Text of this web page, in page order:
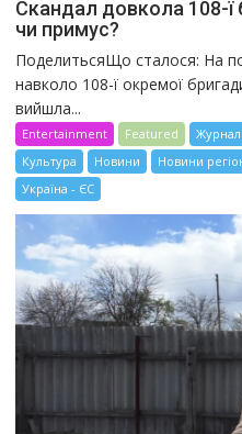
Скандал довкола 108-ї
чи примус?
ПоделитьсяЩо сталося: На
навколо 108-ї окремої
вийшла...
Entertainment Featured
Культура
Новини Новини
Україна - ЄС